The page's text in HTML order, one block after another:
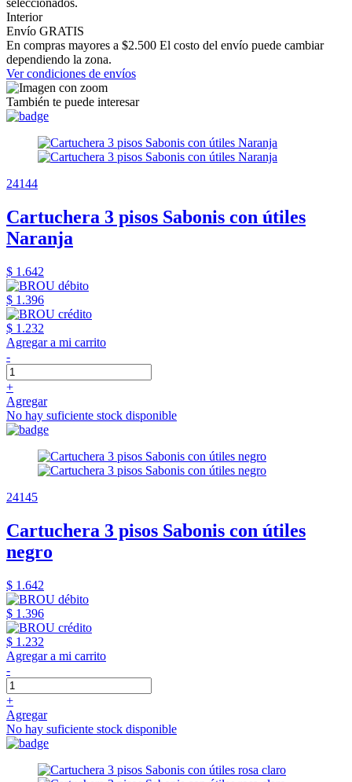
Interior
Envío GRATIS
En compras mayores a $2.500 El costo del envío puede cambiar
dependiendo la zona.
Ver condiciones de envíos
También te puede interesar
24144
Cartuchera 3 pisos Sabonis con útiles
Naranja
$ 1.642
$ 1.396
$ 1.232
Agregar a mi carrito
-
+
Agregar
No hay suficiente stock disponible
24145
Cartuchera 3 pisos Sabonis con útiles
negro
$ 1.642
$ 1.396
$ 1.232
Agregar a mi carrito
-
+
Agregar
No hay suficiente stock disponible